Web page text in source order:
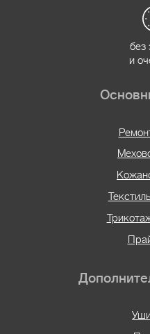
без
и